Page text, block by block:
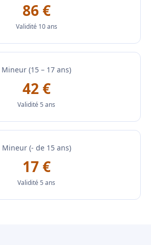
86 €
Validité 10 ans
Mineur (15 – 17 ans)
42 €
Validité 5 ans
Mineur (- de 15 ans)
17 €
Validité 5 ans